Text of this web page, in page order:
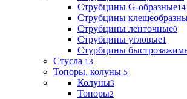
Струбцины G-образные14
Струбцины
Струбцины ленточные0
Струбцины угловые1
Стурбцины
Стусла 13
Топоры, колуны 5
Колуны3
Топоры2